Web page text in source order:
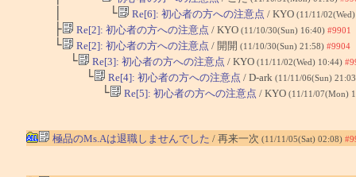
│ └ Re[6]: 初心者の方への注意点 / KYO (11/11/
├ Re[2]: 初心者の方への注意点 / KYO (11/10/30(Sun) 16:40) #9901
└ Re[2]: 初心者の方への注意点 / 開開 (11/10/30(Sun) 21:58) #9904
└ Re[3]: 初心者の方への注意点 / KYO (11/11/02(Wed) 10:44)
└ Re[4]: 初心者の方への注意点 / D-ark (11/11/06(Sun)
└ Re[5]: 初心者の方への注意点 / KYO (11/11/07(Mon)
極品のMs.Aは退職しませんでした / 再来一次 (11/11/05(Sat) 02:08)